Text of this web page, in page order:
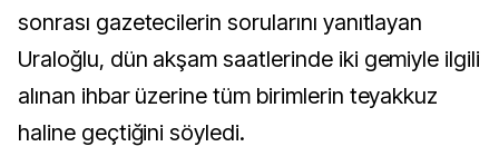
sonrası gazetecilerin sorularını yanıtlayan
Uraloğlu, dün akşam saatlerinde iki gemiyle ilgili
alınan ihbar üzerine tüm birimlerin teyakkuz
haline geçtiğini söyledi.